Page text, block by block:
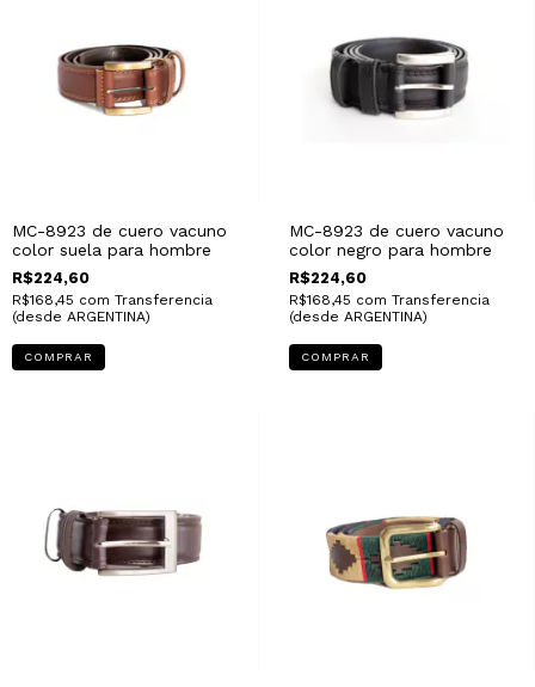
MC-8923 de cuero vacuno
color suela para hombre
R$224,60
R$168,45 com Transferencia
(desde ARGENTINA)
COMPRAR
MC-8923 de cuero vacuno
color negro para hombre
R$224,60
R$168,45 com Transferencia
(desde ARGENTINA)
COMPRAR